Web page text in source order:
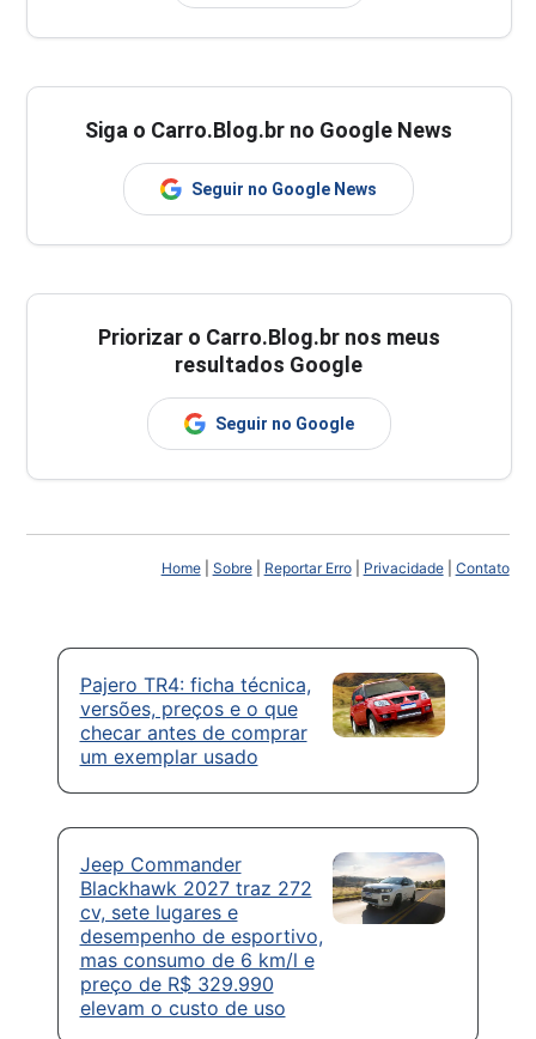
Siga o Carro.Blog.br no Google News
Seguir no Google News
Priorizar o Carro.Blog.br nos meus
resultados Google
Seguir no Google
Home| Sobre| Reportar Erro| Privacidade| Contato
Pajero TR4: ficha técnica,
versões, preços e o que
checar antes de comprar
um exemplar usado
Jeep Commander
Blackhawk 2027 traz 272
cv, sete lugares e
desempenho de esportivo,
mas consumo de 6 km/l e
preço de R$ 329.990
elevam o custo de uso